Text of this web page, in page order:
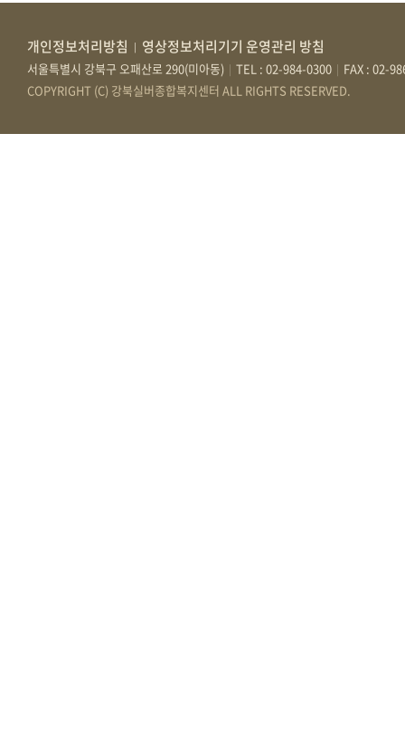
개인정보처리방침 영상정보처리기기 운영관리 방침
서울특별시 강북구 오패산로 290(미아동) | TEL : 02-984-0300 | FAX : 02-
COPYRIGHT (C) 강북실버종합복지센터 ALL RIGHTS RESERVED.